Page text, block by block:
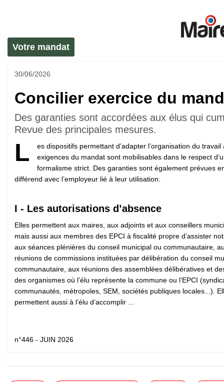
Votre mandat
30/06/2026
Concilier exercice du
Des garanties sont accordées aux élus qui
Revue des principales mesures.
L
es dispositifs permettant d’adapter l’organisation du travail
exigences du mandat sont mobilisables dans le respect
formalisme strict. Des garanties sont également prévues
différend avec l’employeur lié à leur utilisation.
I - Les autorisations d’absence
Elles permettent aux maires, aux adjoints et aux conseillers
mais aussi aux membres des EPCI à fiscalité propre d’assister
aux séances plénières du conseil municipal ou communautaire,
réunions de commissions instituées par délibération du conseil
communautaire, aux réunions des assemblées délibératives et
des organismes où l’élu représente la commune ou l’EPCI
communautés, métropoles, SEM, sociétés publiques locales...).
permettent aussi à l’élu d’accomplir ...
n°446 - JUIN 2026